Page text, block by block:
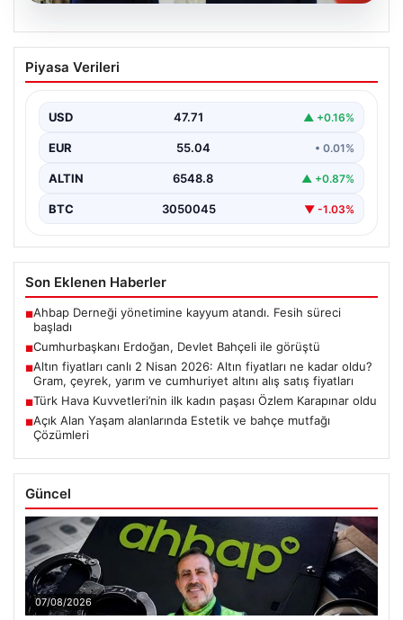
06.08.2026
Cumhurbaşkanı Erdoğan, Devlet
Bahçeli ile görüştü
Piyasa Verileri
USD 47.71 ▲ +0.16%
EUR 55.04 • 0.01%
ALTIN 6548.8 ▲ +0.87%
BTC 3050045 ▼ -1.03%
Son Eklenen Haberler
■Ahbap Derneği yönetimine kayyum atandı. Fesih süreci
başladı
■Cumhurbaşkanı Erdoğan, Devlet Bahçeli ile görüştü
■Altın fiyatları canlı 2 Nisan 2026: Altın fiyatları ne kadar oldu?
Gram, çeyrek, yarım ve cumhuriyet altını alış satış fiyatları
■Türk Hava Kuvvetleri’nin ilk kadın paşası Özlem Karapınar oldu
■Açık Alan Yaşam alanlarında Estetik ve bahçe mutfağı
Çözümleri
Güncel
07/08/2026